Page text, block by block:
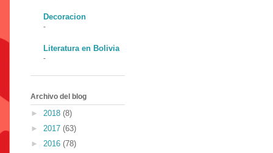
Decoracion
-
Literatura en Bolivia
-
Archivo del blog
► 2018 (8)
► 2017 (63)
► 2016 (78)